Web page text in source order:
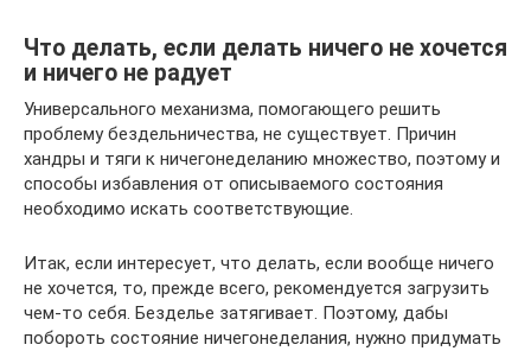
Что делать, если делать ничего не хочется
и ничего не радует
Универсального механизма, помогающего решить
проблему бездельничества, не существует. Причин
хандры и тяги к ничегонеделанию множество, поэтому и
способы избавления от описываемого состояния
необходимо искать соответствующие.
Итак, если интересует, что делать, если вообще ничего
не хочется, то, прежде всего, рекомендуется загрузить
чем-то себя. Безделье затягивает. Поэтому, дабы
побороть состояние ничегонеделания, нужно придумать